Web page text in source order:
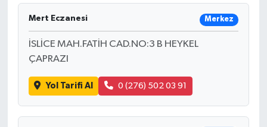
Mert Eczanesi Merkez
İSLİCE MAH.FATİH CAD.NO:3 B HEYKEL
ÇAPRAZI
Yol Tarifi Al 0 (276) 502 03 91